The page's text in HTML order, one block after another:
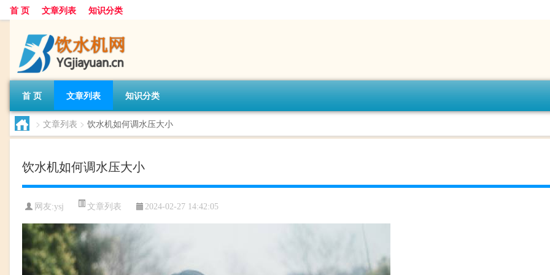
首 页 文章列表 知识分类
首 页 文章列表 知识分类
> 文章列表 > 饮水机如何调水压大小
饮水机如何调水压大小
网友:ysj 文章列表 2024-02-27 14:42:05